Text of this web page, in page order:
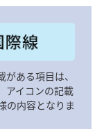
ある項目は、
アイコンの記載
の内容となりま